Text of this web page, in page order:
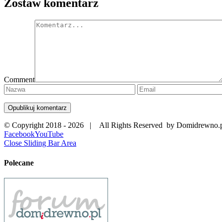
Zostaw komentarz
Comment
© Copyright 2018 - 2026 | All Rights Reserved by
FacebookYouTube
Close Sliding Bar Area
Polecane